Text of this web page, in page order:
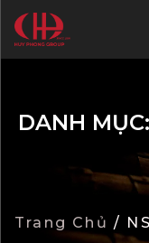
DANH
Trang Chủ /